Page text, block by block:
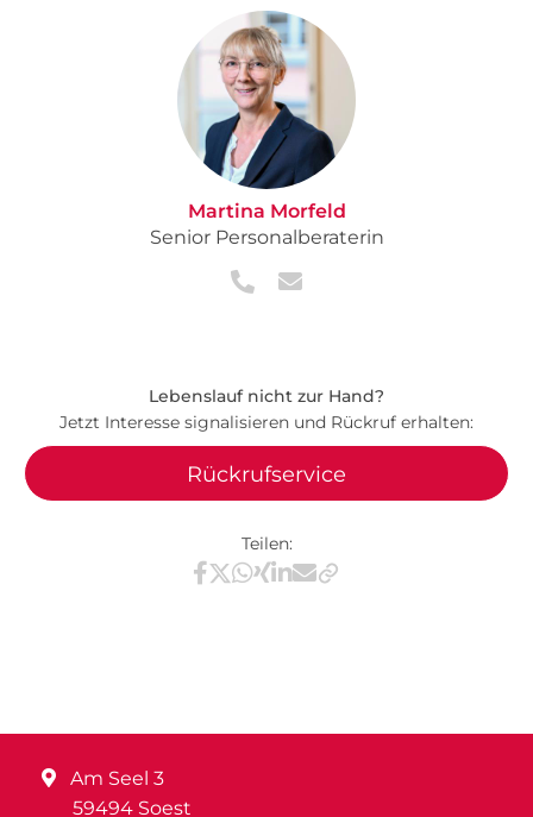
Martina Morfeld
Senior Personalberaterin
Lebenslauf nicht zur Hand?
Jetzt Interesse signalisieren und Rückruf erhalten:
Rückrufservice
Teilen:
Teilen via Facebook
Teilen via X / Twitter
Teilen via WhatsApp
Teilen via Xing
Teilen via LinkedIn
Teilen via E-Mail
Am Seel 3
59494 Soest